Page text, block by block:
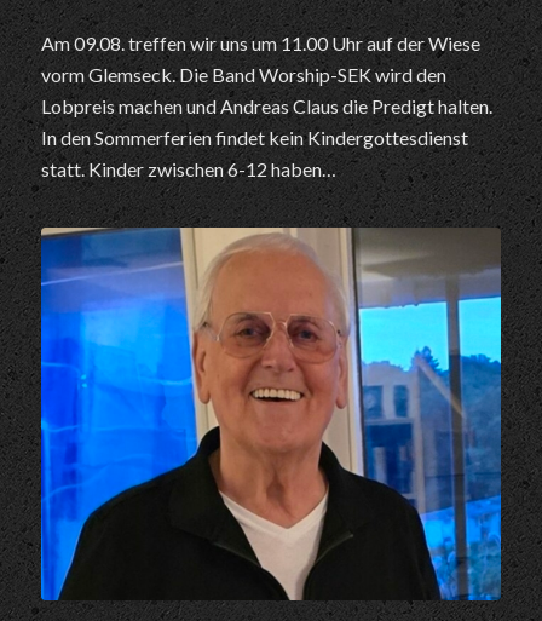
Am 09.08. treffen wir uns um 11.00 Uhr auf der Wiese
vorm Glemseck. Die Band Worship-SEK wird den
Lobpreis machen und Andreas Claus die Predigt halten.
In den Sommerferien findet kein Kindergottesdienst
statt. Kinder zwischen 6-12 haben…